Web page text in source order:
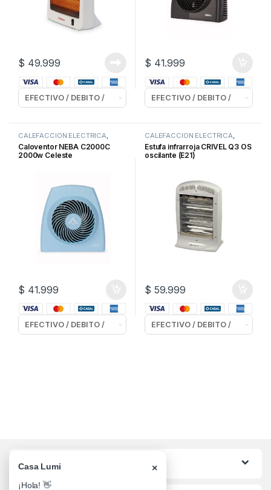
$ 49.999 $ 41.999
CALEFACCION ELECTRICA,
CALOVENTORES
Caloventor NEBA C2000C
2000w Celeste
$ 41.999
CALEFACCION ELECTRICA,
INFRARROJAS
Estufa infrarroja CRIVEL Q3 OS
oscilante (E21)
$ 59.999
Categorias
Casa Lumi ×
¡Hola! 👋